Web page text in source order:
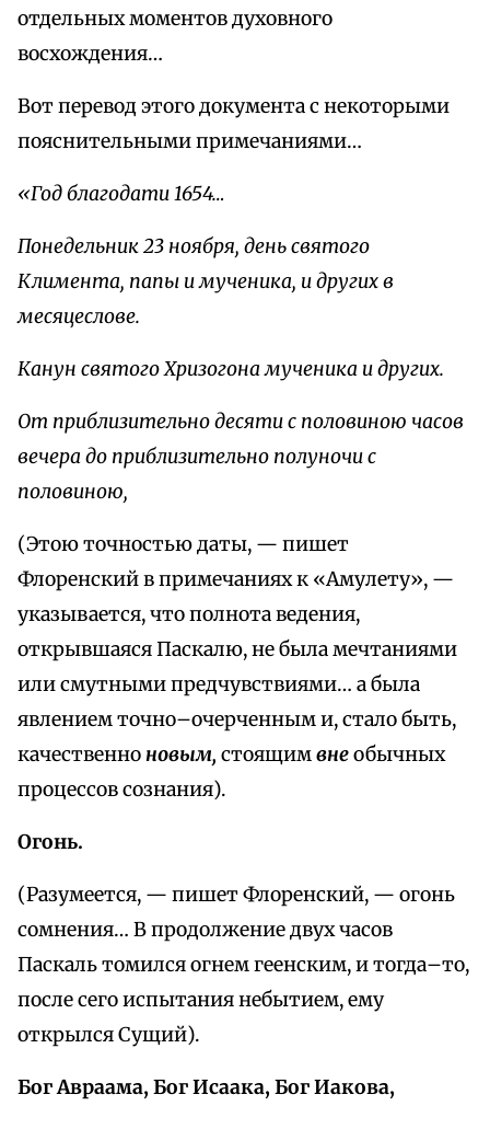
отдельных моментов духовного
восхождения…
Вот перевод этого документа с некоторыми
пояснительными примечаниями…
«Год благодати 1654…
Понедельник 23 ноября, день святого
Климента, папы и мученика, и других в
месяцеслове.
Канун святого Хризогона мученика и других.
От приблизительно десяти с половиною часов
вечера до приблизительно полуночи с
половиною,
(Этою точностью даты, — пишет
Флоренский в примечаниях к «Амулету», —
указывается, что полнота ведения,
открывшаяся Паскалю, не была мечтаниями
или смутными предчувствиями… а была
явлением точно–очерченным и, стало быть,
качественноновым, стоящимвнеобычных
процессов сознания).
Огонь.
(Разумеется, — пишет Флоренский, — огонь
сомнения… В продолжение двух часов
Паскаль томился огнем геенским, и тогда–то,
после сего испытания небытием, ему
открылся Сущий).
Бог Авраама, Бог Исаака, Бог Иакова,